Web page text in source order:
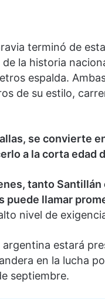
terminó de
la historia
espalda.
de su estilo,
se convierte
a la corta edad
tanto
puede llamar
nivel de
estará
en la lucha
septiembre.